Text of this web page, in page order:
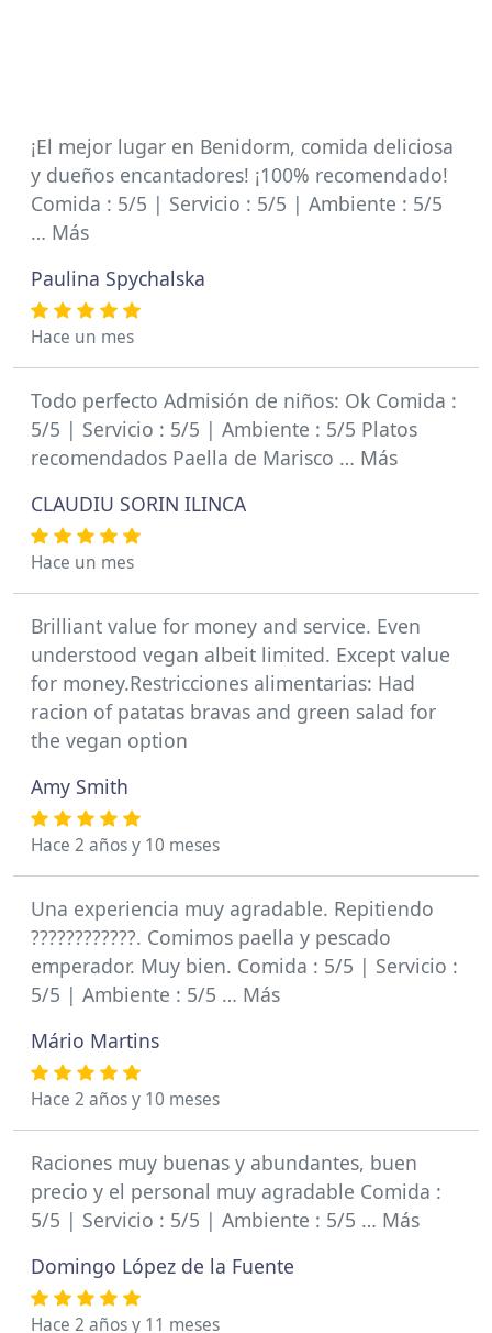
¡El mejor lugar en Benidorm, comida deliciosa
y dueños encantadores! ¡100% recomendado!
Comida : 5/5 | Servicio : 5/5 | Ambiente : 5/5
… Más
Paulina Spychalska
Hace un mes
Todo perfecto Admisión de niños: Ok Comida :
5/5 | Servicio : 5/5 | Ambiente : 5/5 Platos
recomendados Paella de Marisco … Más
CLAUDIU SORIN ILINCA
Hace un mes
Brilliant value for money and service. Even
understood vegan albeit limited. Except value
for money.Restricciones alimentarias: Had
racion of patatas bravas and green salad for
the vegan option
Amy Smith
Hace 2 años y 10 meses
Una experiencia muy agradable. Repitiendo
????????????. Comimos paella y pescado
emperador. Muy bien. Comida : 5/5 | Servicio :
5/5 | Ambiente : 5/5 … Más
Mário Martins
Hace 2 años y 10 meses
Raciones muy buenas y abundantes, buen
precio y el personal muy agradable Comida :
5/5 | Servicio : 5/5 | Ambiente : 5/5 … Más
Domingo López de la Fuente
Hace 2 años y 11 meses